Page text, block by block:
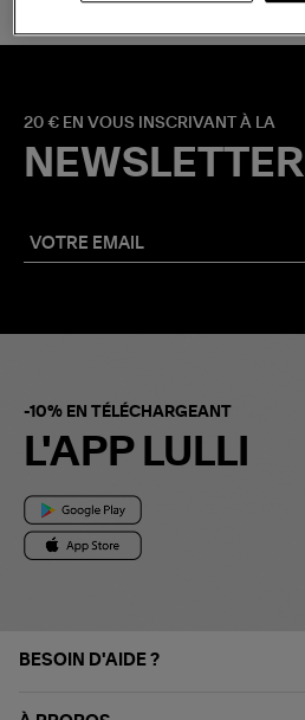
20 € EN VOUS INSCRIVANT À LA
NEWSLETTER
-10% EN TÉLÉCHARGEANT
L'APP LULLI
BESOIN D'AIDE ?